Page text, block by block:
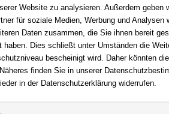
Website zu analysieren. Außerdem geben
für soziale Medien, Werbung und
Daten zusammen, die Sie ihnen bereit
haben. Dies schließt unter Umständen die
bescheinigt wird. Daher könnten
finden Sie in unserer
in der Datenschutzerklärung widerrufen.
Fragen?Hier finden Sie
auf häufig gestellte Fragen.
E-Mail:service@deutsche-
SSL-